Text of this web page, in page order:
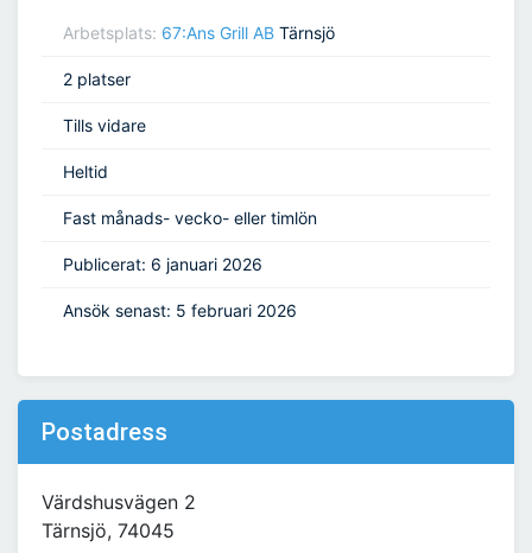
Arbetsplats: 67:Ans Grill AB Tärnsjö
2 platser
Tills vidare
Heltid
Fast månads- vecko- eller timlön
Publicerat: 6 januari 2026
Ansök senast: 5 februari 2026
Postadress
Värdshusvägen 2
Tärnsjö, 74045